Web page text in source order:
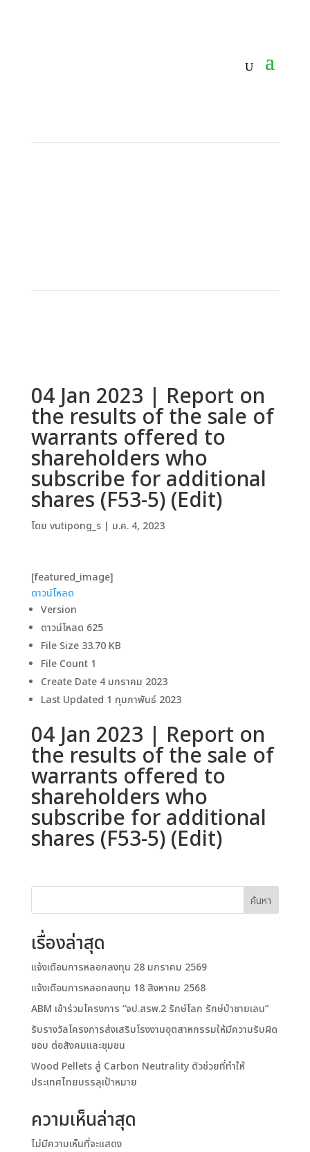
04 Jan 2023 | Report on
the results of the sale of
warrants offered to
shareholders who
subscribe for additional
shares (F53-5) (Edit)
โดย vutipong_s| ม.ค. 4, 2023
[featured_image]
ดาวน์โหลด
Version
ดาวน์โหลด 625
File Size 33.70 KB
File Count 1
Create Date 4 มกราคม 2023
Last Updated 1 กุมภาพันธ์ 2023
04 Jan 2023 | Report on
the results of the sale of
warrants offered to
shareholders who
subscribe for additional
shares (F53-5) (Edit)
ค้นหา
เรื่องล่าสุด
แจ้งเตือนการหลอกลงทุน 28 มกราคม 2569
แจ้งเตือนการหลอกลงทุน 18 สิงหาคม 2568
ABM เข้าร่วมโครงการ “จป.สรพ.2 รักษ์โลก รักษ์ป่าชายเลน”
รับรางวัลโครงการส่งเสริมโรงงานอุตสาหกรรมให้มีความรับผิด
ชอบ ต่อสังคมและชุมชน
Wood Pellets สู่ Carbon Neutrality ตัวช่วยที่ทำให้
ประเทศไทยบรรลุเป้าหมาย
ความเห็นล่าสุด
ไม่มีความเห็นที่จะแสดง